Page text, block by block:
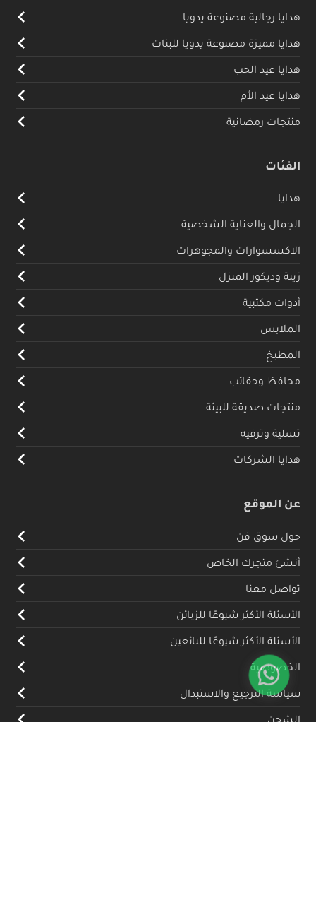
هدايا رجالية مصنوعة يدويا
هدايا مميزة مصنوعة يدويا للبنات
هدايا عيد الحب
هدايا عيد الأم
منتجات رمضانية
الفئات
هدايا
الجمال والعناية الشخصية
الاكسسوارات والمجوهرات
زينة وديكور المنزل
أدوات مكتبية
الملابس
المطبخ
محافظ وحقائب
منتجات صديقة للبيئة
تسلية وترفيه
هدايا الشركات
عن الموقع
حول سوق فن
أنشئ متجرك الخاص
تواصل معنا
الأسئلة الأكثر شيوعًا للزبائن
الأسئلة الأكثر شيوعًا للبائعين
الخصوصية
سياسة الترجيع والاستبدال
الشحن